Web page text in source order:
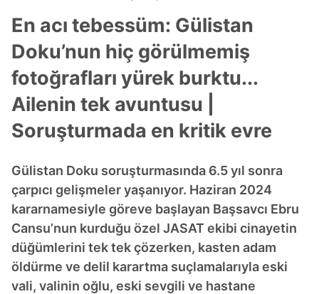
En acı tebessüm: Gülistan
Doku’nun hiç görülmemiş
fotoğrafları yürek burktu...
Ailenin tek avuntusu |
Soruşturmada en kritik evre
Gülistan Doku soruşturmasında 6.5 yıl sonra
çarpıcı gelişmeler yaşanıyor. Haziran 2024
kararnamesiyle göreve başlayan Başsavcı Ebru
Cansu’nun kurduğu özel JASAT ekibi cinayetin
düğümlerini tek tek çözerken, kasten adam
öldürme ve delil karartma suçlamalarıyla eski
vali, valinin oğlu, eski sevgili ve hastane